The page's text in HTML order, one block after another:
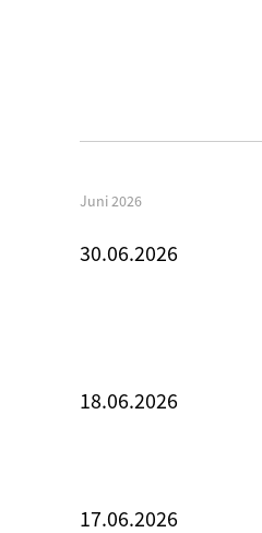
Juni 2026
30.06.2026
18.06.2026
17.06.2026